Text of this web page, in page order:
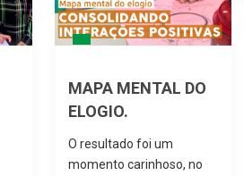
MAPA MENTAL DO
ELOGIO.
O resultado foi um
momento carinhoso, no